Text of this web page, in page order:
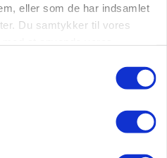
eller som de har indsamlet
Du samtykker til vores